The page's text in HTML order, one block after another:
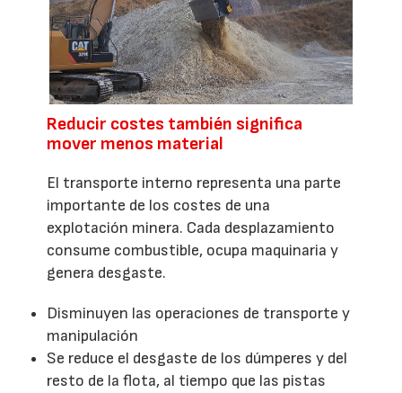
Reducir costes también significa
mover menos material
El transporte interno representa una parte
importante de los costes de una
explotación minera. Cada desplazamiento
consume combustible, ocupa maquinaria y
genera desgaste.
Disminuyen las operaciones de transporte y
manipulación
Se reduce el desgaste de los dúmperes y del
resto de la flota, al tiempo que las pistas